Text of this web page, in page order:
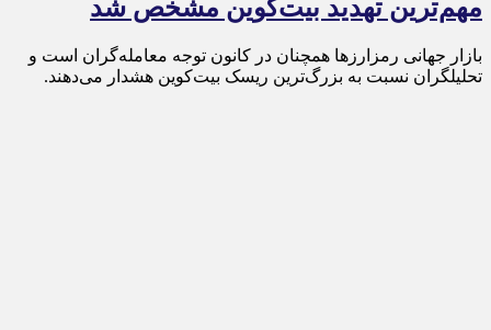
مهم‌ترین تهدید بیت‌کوین مشخص شد
بازار جهانی رمزارزها همچنان در کانون توجه معامله‌گران است و
تحلیلگران نسبت به بزرگ‌ترین ریسک بیت‌کوین هشدار می‌دهند.